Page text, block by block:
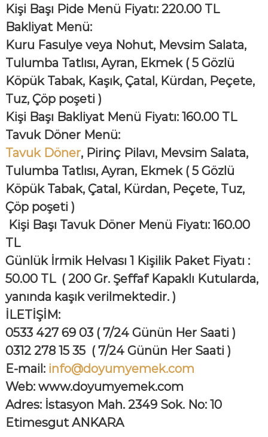
Kişi Başı Pide Menü Fiyatı: 220.00 TL
Bakliyat Menü:
Kuru Fasulye veya Nohut, Mevsim Salata,
Tulumba Tatlısı, Ayran, Ekmek ( 5 Gözlü
Köpük Tabak, Kaşık, Çatal, Kürdan, Peçete,
Tuz, Çöp poşeti )
Kişi Başı Bakliyat Menü Fiyatı: 160.00 TL
Tavuk Döner Menü:
Tavuk Döner, Pirinç Pilavı, Mevsim Salata,
Tulumba Tatlısı, Ayran, Ekmek ( 5 Gözlü
Köpük Tabak, Çatal, Kürdan, Peçete, Tuz,
Çöp poşeti )
Kişi Başı Tavuk Döner Menü Fiyatı: 160.00
TL
Günlük İrmik Helvası 1 Kişilik Paket Fiyatı :
50.00 TL ( 200 Gr. Şeffaf Kapaklı Kutularda,
yanında kaşık verilmektedir. )
İLETİŞİM:
0533 427 69 03 ( 7/24 Günün Her Saati )
0312 278 15 35 ( 7/24 Günün Her Saati )
E-mail: info@doyumyemek.com
Web: www.doyumyemek.com
Adres: İstasyon Mah. 2349 Sok. No: 10
Etimesgut ANKARA